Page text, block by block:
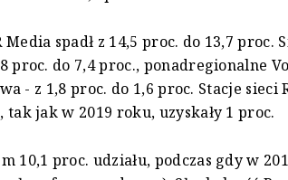
spadł z 14,5 proc. do 13,7 proc.
proc. do 7,4 proc., ponadregionalne
- z 1,8 proc. do 1,6 proc. Stacje sieci
tak jak w 2019 roku, uzyskały 1 proc.
10,1 proc. udziału, podczas gdy w